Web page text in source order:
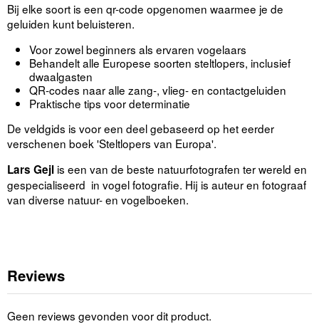
Bij elke soort is een qr-code opgenomen waarmee je de
geluiden kunt beluisteren.
Voor zowel beginners als ervaren vogelaars
Behandelt alle Europese soorten steltlopers, inclusief
dwaalgasten
QR-codes naar alle zang-, vlieg- en contactgeluiden
Praktische tips voor determinatie
De veldgids is voor een deel gebaseerd op het eerder
verschenen boek 'Steltlopers van Europa'.
Lars Gejl is een van de beste natuurfotografen ter wereld en
gespecialiseerd in vogel fotografie. Hij is auteur en fotograaf
van diverse natuur- en vogelboeken.
Reviews
Geen reviews gevonden voor dit product.